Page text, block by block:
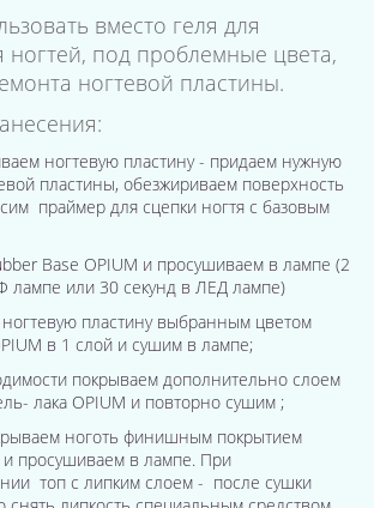
вместо геля для
под проблемные цвета,
ногтевой пластины.
ногтевую пластину - придаем нужную
пластины, обезжириваем поверхность
праймер для сцепки ногтя с базовым
Base OPIUM и просушиваем в лампе (2
лампе или 30 секунд в ЛЕД лампе)
пластину выбранным цветом
в 1 слой и сушим в лампе;
покрываем дополнительно слоем
лака OPIUM и повторно сушим ;
ноготь финишным покрытием
и просушиваем в лампе. При
топ с липким слоем - после сушки